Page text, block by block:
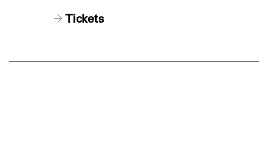
Tickets